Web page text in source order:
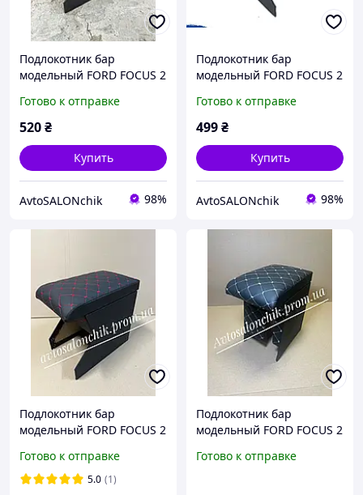
Подлокотник бар
модельный FORD FOCUS 2
строчкой Форд ФОКУС 2
2004 -
Готово к отправке
520₴
Купить
AvtoSALONchik 98%
Подлокотник бар
модельный FORD FOCUS 2
ФОКУС 2 2004 -
Готово к отправке
499₴
Купить
AvtoSALONchik 98%
Подлокотник бар
модельный FORD FOCUS 2
строчкой Форд ФОКУС 2
2004 -
Готово к отправке
5.0 (1)
Подлокотник бар
модельный FORD FOCUS 2
строчкой Форд ФОКУС 2
Готово к отправке